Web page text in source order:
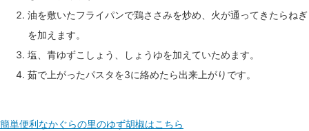
油を敷いたフライパンで鶏ささみを炒め、火が通ってきたらねぎ
を加えます。
塩、青ゆずこしょう、しょうゆを加えていためます。
茹で上がったパスタを3に絡めたら出来上がりです。
簡単便利なかぐらの里のゆず胡椒はこちら